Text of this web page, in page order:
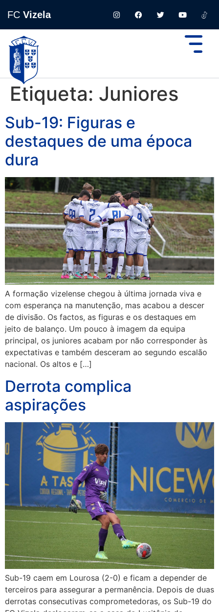
FC Vizela
Etiqueta: Juniores
Sub-19: Figuras e
destaques de uma época
dura
A formação vizelense chegou à última jornada viva e
com esperança na manutenção, mas acabou a descer
de divisão. Os factos, as figuras e os destaques em
jeito de balanço. Um pouco à imagem da equipa
principal, os juniores acabam por não corresponder às
expectativas e também desceram ao segundo escalão
nacional. Os altos e […]
Derrota complica
aspirações
Sub-19 caem em Lourosa (2-0) e ficam a depender de
terceiros para assegurar a permanência. Depois de duas
derrotas consecutivas comprometedoras, os Sub-19 do